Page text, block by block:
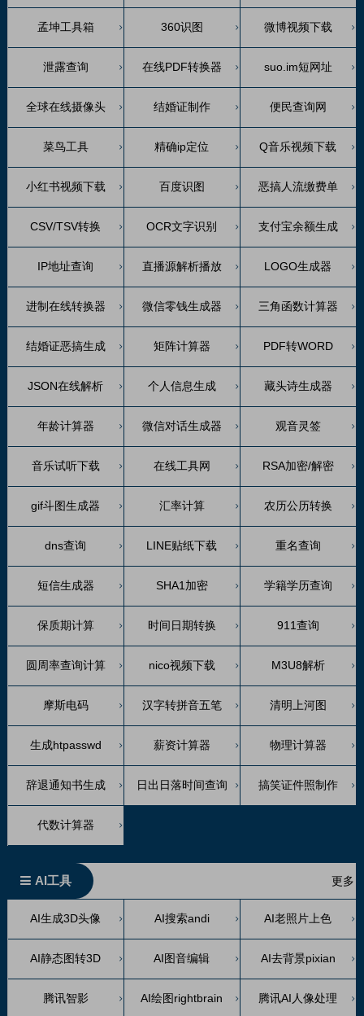
孟坤工具箱 360识图 微博视频下载
泄露查询 在线PDF转换器 suo.im短网址
全球在线摄像头 结婚证制作 便民查询网
菜鸟工具 精确ip定位 Q音乐视频下载
小红书视频下载 百度识图 恶搞人流缴费单
CSV/TSV转换 OCR文字识别 支付宝余额生成
IP地址查询 直播源解析播放 LOGO生成器
进制在线转换器 微信零钱生成器 三角函数计算器
结婚证恶搞生成 矩阵计算器 PDF转WORD
JSON在线解析 个人信息生成 藏头诗生成器
年龄计算器 微信对话生成器 观音灵签
音乐试听下载 在线工具网 RSA加密/解密
gif斗图生成器 汇率计算 农历公历转换
dns查询 LINE贴纸下载 重名查询
短信生成器 SHA1加密 学籍学历查询
保质期计算 时间日期转换 911查询
圆周率查询计算 nico视频下载 M3U8解析
摩斯电码 汉字转拼音五笔 清明上河图
生成htpasswd 薪资计算器 物理计算器
辞退通知书生成 日出日落时间查询 搞笑证件照制作
代数计算器
AI工具 更多
AI生成3D头像 AI搜索andi AI老照片上色
AI静态图转3D AI图音编辑 AI去背景pixian
腾讯智影 AI绘图rightbrain 腾讯AI人像处理